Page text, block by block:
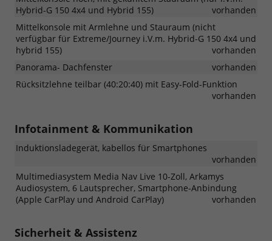
Hybrid-G 150 4x4 und Hybrid 155)
vorhanden
Mittelkonsole mit Armlehne und Stauraum (nicht
verfügbar für Extreme/Journey i.V.m. Hybrid-G 150 4x4 und
hybrid 155)
vorhanden
Panorama- Dachfenster
vorhanden
Rücksitzlehne teilbar (40:20:40) mit Easy-Fold-Funktion
vorhanden
Infotainment & Kommunikation
Induktionsladegerät, kabellos für Smartphones
vorhanden
Multimediasystem Media Nav Live 10-Zoll, Arkamys
Audiosystem, 6 Lautsprecher, Smartphone-Anbindung
(Apple CarPlay und Android CarPlay)
vorhanden
Sicherheit & Assistenz